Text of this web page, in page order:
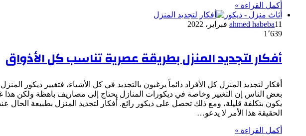
أكمل القراءة »
أثاث منزل - ديكور
ahmed habeba11 فبراير، 2022
1٬639
أفكار لتجديد المنزل بطريقة عصرية تناسب كل الأذواق
أفكار لتجديد المنزل كل الأفراد دائماً يرغبون بالتجديد في كل الأشياء، فتغيير ديكور
بعض الناس إن التغيير وخاصة في ديكورات المنازل يحتاج إلى مصاريف باهظة ولكن هذا
يكون بتكلفة قليلة، ومع ذلك تحصل على ديكور رائع. أفكار لتجديد المنزل بطبيعة الحال
الحقيقة هذا الأمر لا يدعو…
أكمل القراءة »